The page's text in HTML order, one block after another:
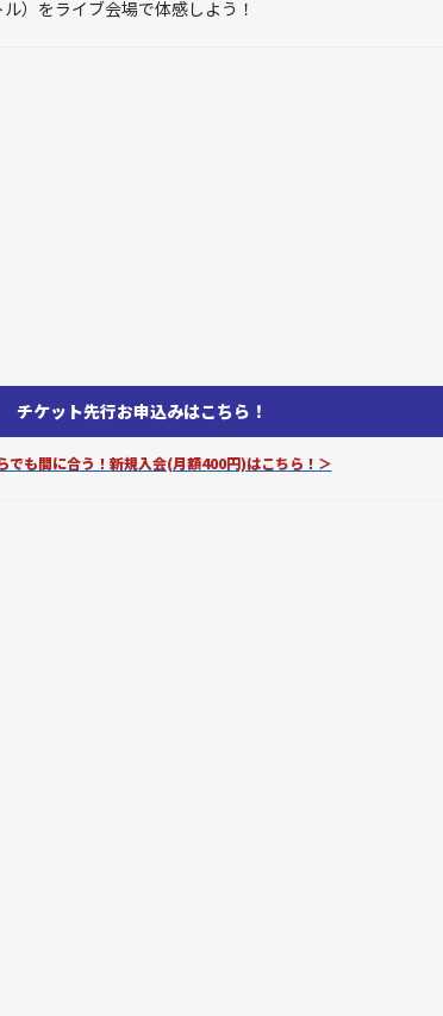
）をライブ会場で体感しよう！
チケット先行お申込みはこちら！
でも間に合う！新規入会(月額400円)はこちら！＞